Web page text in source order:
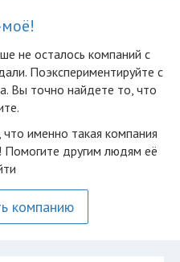
не осталоcь компаний с
Поэкспериментируйте с
Вы точно найдете то, что
именно такая компания
Помогите другим людям её
компанию